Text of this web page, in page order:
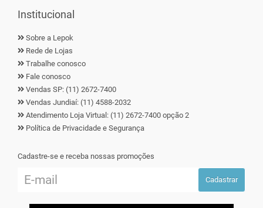
Institucional
Sobre a Lepok
Rede de Lojas
Trabalhe conosco
Fale conosco
Vendas SP: (11) 2672-7400
Vendas Jundiaí: (11) 4588-2032
Atendimento Loja Virtual: (11) 2672-7400 opção 2
Política de Privacidade e Segurança
Cadastre-se e receba nossas promoções
Cadastrar